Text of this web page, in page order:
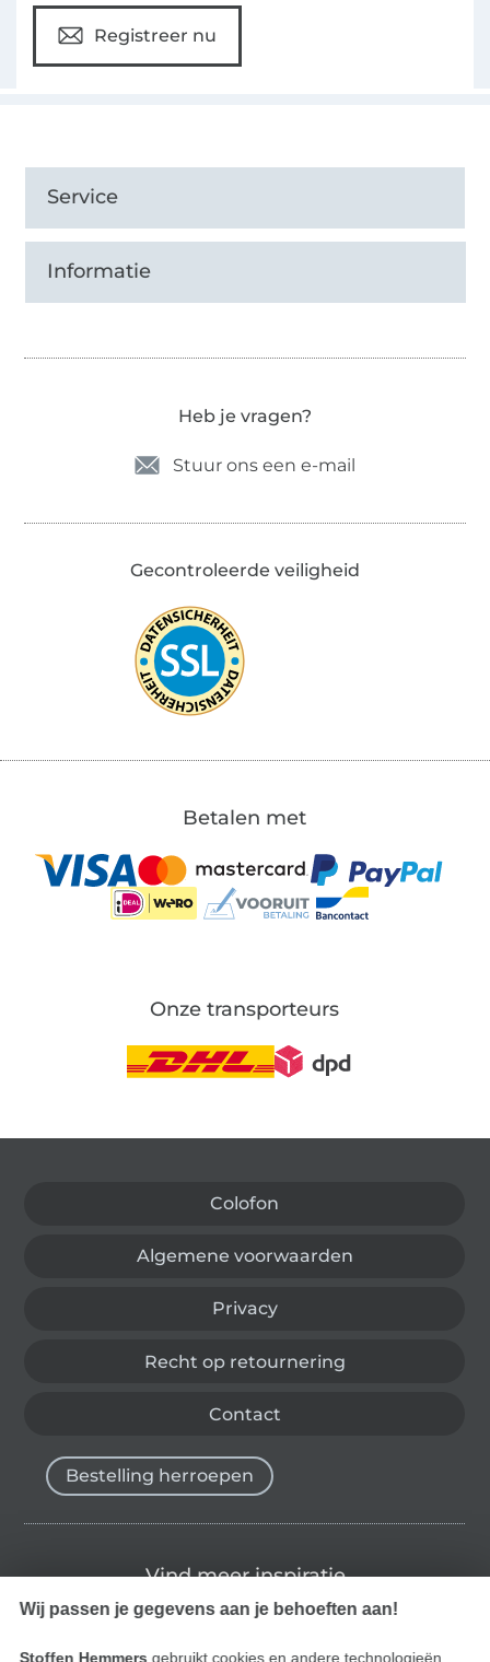
Registreer nu
Service
Informatie
Heb je vragen?
Stuur ons een e-mail
Gecontroleerde veiligheid
Betalen met
Onze transporteurs
Colofon
Algemene voorwaarden
Privacy
Recht op retournering
Contact
Bestelling herroepen
Vind meer inspiratie
Wij passen je gegevens aan je behoeften aan!
Stoffen Hemmers gebruikt cookies en andere technologieën